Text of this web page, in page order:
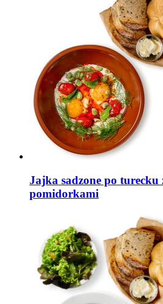
Jajka sadzone po turecku
pomidorkami